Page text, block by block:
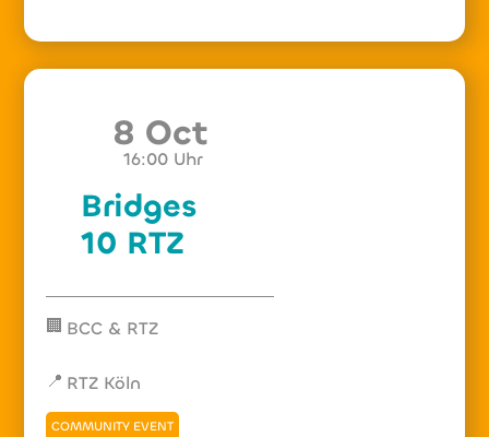
8 Oct
16:00 Uhr
Bridges
10 RTZ
🏢 BCC & RTZ
📍 RTZ Köln
COMMUNITY EVENT